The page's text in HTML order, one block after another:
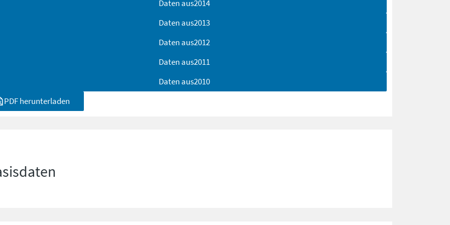
Daten aus2014
Daten aus2013
Daten aus2012
Daten aus2011
Daten aus2010
PDF herunterladen